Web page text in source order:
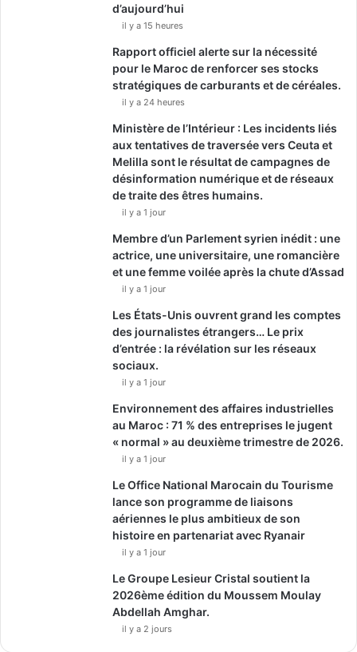
d’aujourd’hui
il y a 15 heures
Rapport officiel alerte sur la nécessité
pour le Maroc de renforcer ses stocks
stratégiques de carburants et de céréales.
il y a 24 heures
Ministère de l’Intérieur : Les incidents liés
aux tentatives de traversée vers Ceuta et
Melilla sont le résultat de campagnes de
désinformation numérique et de réseaux
de traite des êtres humains.
il y a 1 jour
Membre d’un Parlement syrien inédit : une
actrice, une universitaire, une romancière
et une femme voilée après la chute d’Assad
il y a 1 jour
Les États-Unis ouvrent grand les comptes
des journalistes étrangers… Le prix
d’entrée : la révélation sur les réseaux
sociaux.
il y a 1 jour
Environnement des affaires industrielles
au Maroc : 71 % des entreprises le jugent
« normal » au deuxième trimestre de 2026.
il y a 1 jour
Le Office National Marocain du Tourisme
lance son programme de liaisons
aériennes le plus ambitieux de son
histoire en partenariat avec Ryanair
il y a 1 jour
Le Groupe Lesieur Cristal soutient la
2026ème édition du Moussem Moulay
Abdellah Amghar.
il y a 2 jours